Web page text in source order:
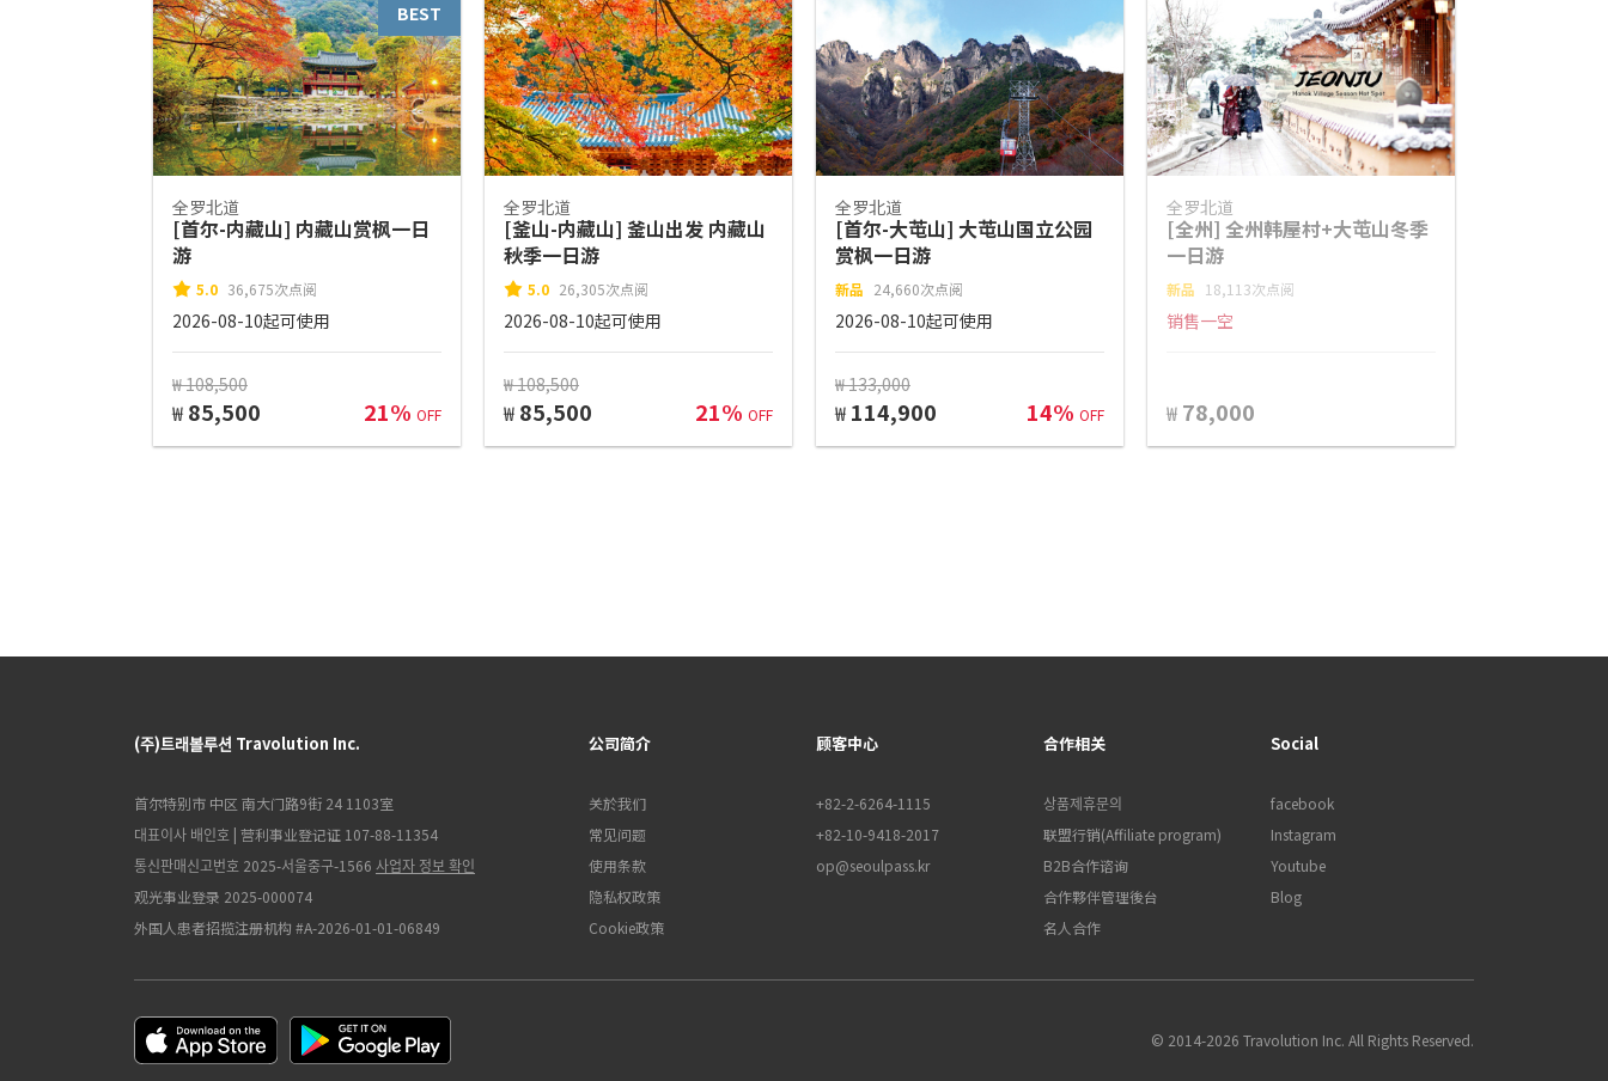
BEST
全罗北道
[首尔-内藏山] 内藏山赏枫一日
游
5.0 36,675次点阅
2026-08-10起可使用
₩ 108,500
₩ 85,500 21% OFF
全罗北道
[釜山-内藏山] 釜山出发 内藏山
秋季一日游
5.0 26,305次点阅
2026-08-10起可使用
₩ 108,500
₩ 85,500 21% OFF
全罗北道
[首尔-大芚山] 大芚山国立公园
赏枫一日游
新品 24,660次点阅
2026-08-10起可使用
₩ 133,000
₩ 114,900 14% OFF
全罗北道
[全州] 全州韩屋村+大芚山冬季
一日游
新品 18,113次点阅
销售一空
₩ 78,000
(주)트래볼루션 Travolution Inc.
首尔特别市 中区 南大门路9街 24 1103室
대표이사 배인호 | 营利事业登记证 107-88-11354
통신판매신고번호 2025-서울중구-1566 사업자 정보 확인
观光事业登录 2025-000074
外国人患者招揽注册机构 #A-2026-01-01-06849
公司简介
关於我们
常见问题
使用条款
隐私权政策
Cookie政策
顾客中心
+82-2-6264-1115
+82-10-9418-2017
op@seoulpass.kr
合作相关
상품제휴문의
联盟行销(Affiliate program)
B2B合作谘询
合作夥伴管理後台
名人合作
Social
facebook
Instagram
Youtube
Blog
© 2014-2026 Travolution Inc. All Rights Reserved.